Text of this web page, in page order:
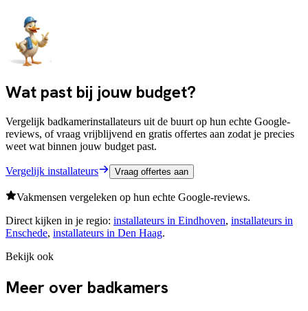
Wat past bij jouw budget?
Vergelijk badkamerinstallateurs uit de buurt op hun echte Google-
reviews, of vraag vrijblijvend en gratis offertes aan zodat je precies
weet wat binnen jouw budget past.
Vergelijk installateurs Vraag offertes aan
Vakmensen vergeleken op hun echte Google-reviews.
Direct kijken in je regio: installateurs in Eindhoven, installateurs in
Enschede, installateurs in Den Haag.
Bekijk ook
Meer over badkamers